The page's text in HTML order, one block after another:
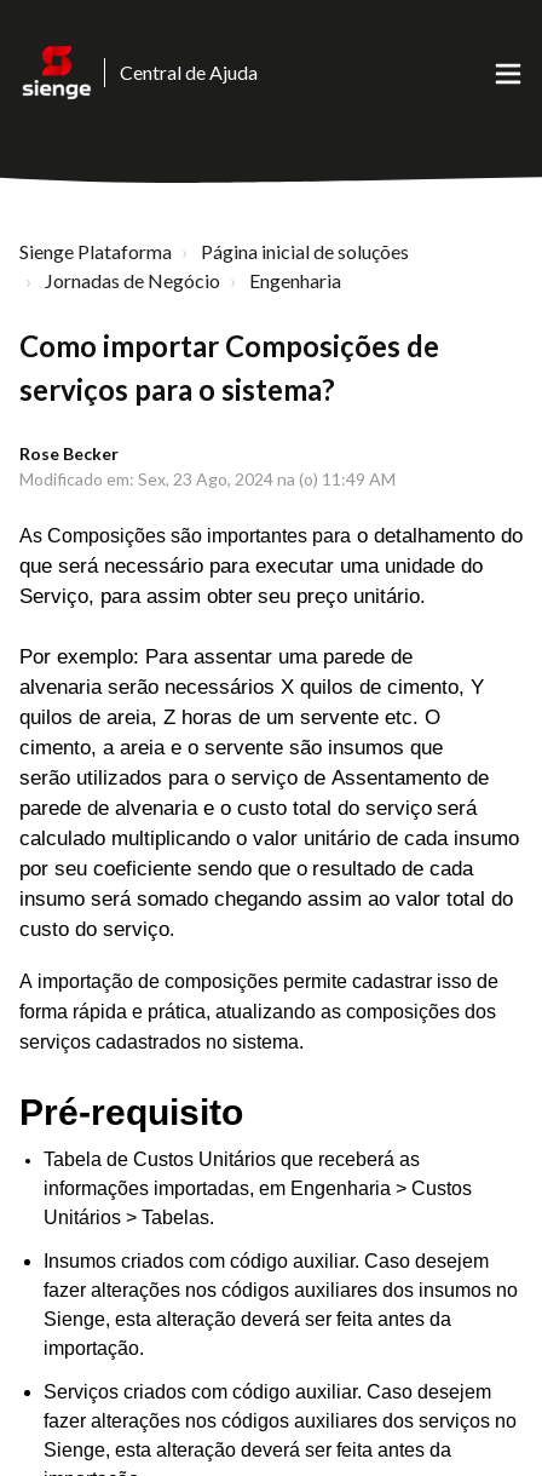
Central de Ajuda
Sienge Plataforma
Página inicial de soluções
Jornadas de Negócio
Engenharia
Como importar Composições de
serviços para o sistema?
Rose Becker
Modificado em: Sex, 23 Ago, 2024 na (o) 11:49 AM
As Composições são importantes para o detalhamento do
que será necessário para executar uma unidade do
Serviço, para assim obter seu preço unitário.
Por exemplo: Para assentar uma parede de
alvenaria serão necessários X quilos de cimento, Y
quilos de areia, Z horas de um servente etc. O
cimento, a areia e o servente são insumos que
serão utilizados para o serviço de Assentamento de
parede de alvenaria e o custo total do serviço será
calculado multiplicando o valor unitário de cada insumo
por seu coeficiente sendo que o resultado de cada
insumo será somado chegando assim ao valor total do
custo do serviço.
A importação de composições permite cadastrar isso de
forma rápida e prática, atualizando as composições dos
serviços cadastrados no sistema.
Pré-requisito
Tabela de Custos Unitários que receberá as
informações importadas, em Engenharia > Custos
Unitários > Tabelas.
Insumos criados com código auxiliar. Caso desejem
fazer alterações nos códigos auxiliares dos insumos no
Sienge, esta alteração deverá ser feita antes da
importação.
Serviços criados com código auxiliar. Caso desejem
fazer alterações nos códigos auxiliares dos serviços no
Sienge, esta alteração deverá ser feita antes da